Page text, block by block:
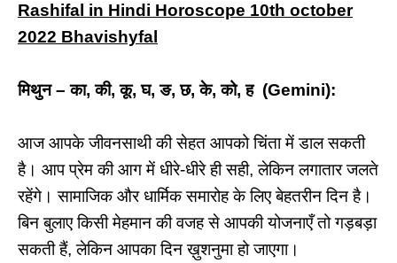
Rashifal in Hindi Horoscope 10th october
2022 Bhavishyfal
मिथुन – का, की, कू, घ, ङ, छ, के, को, ह (Gemini):
आज आपके जीवनसाथी की सेहत आपको चिंता में डाल सकती
है। आप प्रेम की आग में धीरे-धीरे ही सही, लेकिन लगातार जलते
रहेंगे। सामाजिक और धार्मिक समारोह के लिए बेहतरीन दिन है।
बिन बुलाए किसी मेहमान की वजह से आपकी योजनाएँ तो गड़बड़ा
सकती हैं, लेकिन आपका दिन ख़ुशनुमा हो जाएगा।